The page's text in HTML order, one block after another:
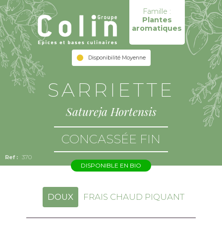
Famille :
Plantes
aromatiques
Disponibilité Moyenne
15V
370
SARRIETTE
Satureja Hortensis
CONCASSÉE FIN
DISPONIBLE EN BIO
DOUX FRAIS CHAUD PIQUANT